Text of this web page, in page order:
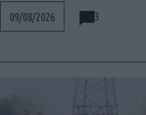
09/08/2026 3